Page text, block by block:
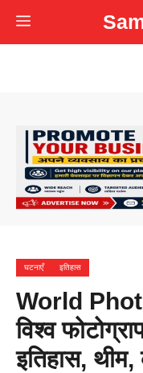
Skip
to
Menu
घटनाएँ इतिहास
World
विश्व
इतिहास,